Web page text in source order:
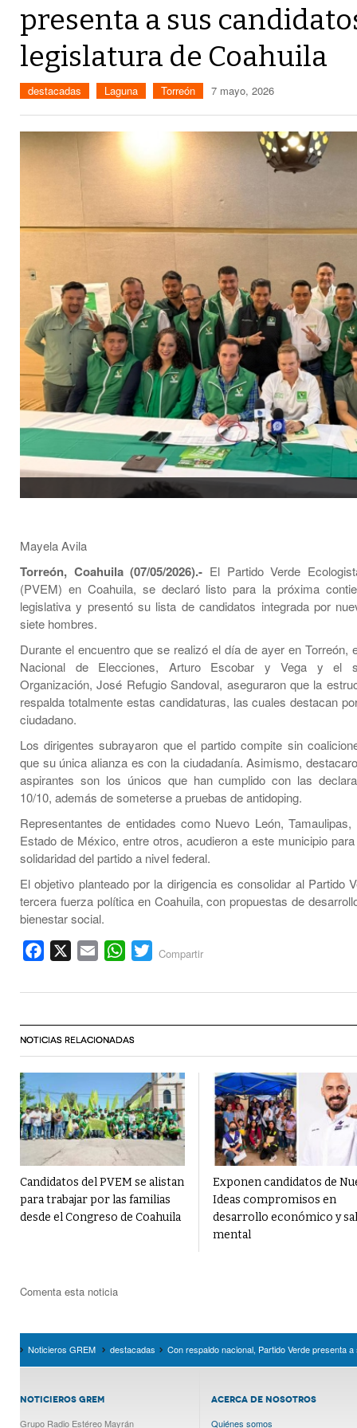
presenta a sus
legislatura de Coahuila
destacadas Laguna Torreón 7 mayo, 2026
Mayela Avila
Torreón, Coahuila (07/05/2026).- El Partido Verde
(PVEM) en Coahuila, se declaró listo para la próxima
legislativa y presentó su lista de candidatos integrada por
siete hombres.
Durante el encuentro que se realizó el día de ayer en Torreón,
Nacional de Elecciones, Arturo Escobar y Vega y el
Organización, José Refugio Sandoval, aseguraron que la
respalda totalmente estas candidaturas, las cuales destacan
ciudadano.
Los dirigentes subrayaron que el partido compite sin
que su única alianza es con la ciudadanía. Asimismo,
aspirantes son los únicos que han cumplido con las
10/10, además de someterse a pruebas de antidoping.
Representantes de entidades como Nuevo León,
Estado de México, entre otros, acudieron a este municipio
solidaridad del partido a nivel federal.
El objetivo planteado por la dirigencia es consolidar al Partido
tercera fuerza política en Coahuila, con propuestas de
bienestar social.
Facebook Email WhatsApp
Twitter
Compartir
NOTICIAS RELACIONADAS
Candidatos del PVEM se alistan
para trabajar por las familias
desde el Congreso de Coahuila
Exponen candidatos de
Ideas compromisos en
desarrollo económico y
mental
Comenta esta noticia
Noticieros GREM destacadas Con respaldo nacional, Partido Verde presenta
NOTICIEROS GREM
Grupo Radio Estéreo Mayrán
ACERCA DE NOSOTROS
Quiénes somos